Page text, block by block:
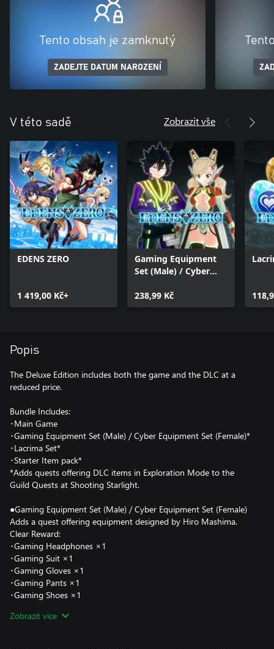
Tento obsah je zamknutý
ZADEJTE DATUM NAROZENÍ
V této sadě Zobrazit vše
EDENS ZERO
1 419,00 Kč+
Gaming Equipment
Set (Male) / Cyber
(Female)
238,99 Kč
Popis
The Deluxe Edition includes both the game and the DLC at a
reduced price.
Bundle Includes:
･Main Game
･Gaming Equipment Set (Male) / Cyber Equipment Set (Female)*
･Lacrima Set*
･Starter Item pack*
*Adds quests offering DLC items in Exploration Mode to the
Guild Quests at Shooting Starlight.
●Gaming Equipment Set (Male) / Cyber Equipment Set (Female)
Adds a quest offering equipment designed by Hiro Mashima.
Clear Reward:
･Gaming Headphones ×1
･Gaming Suit ×1
･Gaming Gloves ×1
･Gaming Pants ×1
･Gaming Shoes ×1
･Cyber Suit ×1
Zobrazit více